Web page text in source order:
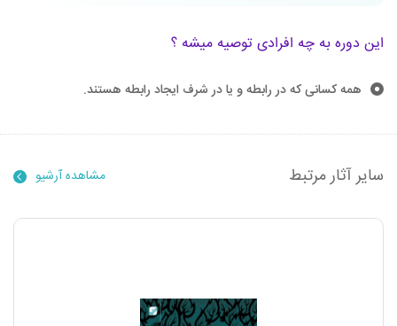
این دوره به چه افرادی توصیه میشه ؟
همه کسانی که در رابطه و یا در شرف ایجاد رابطه هستند.
سایر آثار مرتبط مشاهده آرشیو